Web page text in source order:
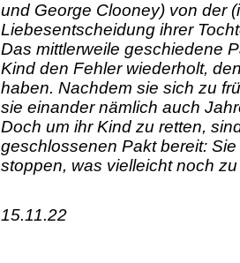
und George Clooney) von der
Liebesentscheidung ihrer
Das mittlerweile geschiedene
Kind den Fehler wiederholt,
haben. Nachdem sie sich zu
sie einander nämlich auch
Doch um ihr Kind zu retten,
geschlossenen Pakt bereit:
stoppen, was vielleicht noch
15.11.22